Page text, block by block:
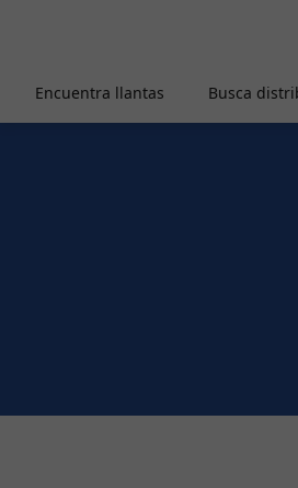
Encuentra llantas Busca